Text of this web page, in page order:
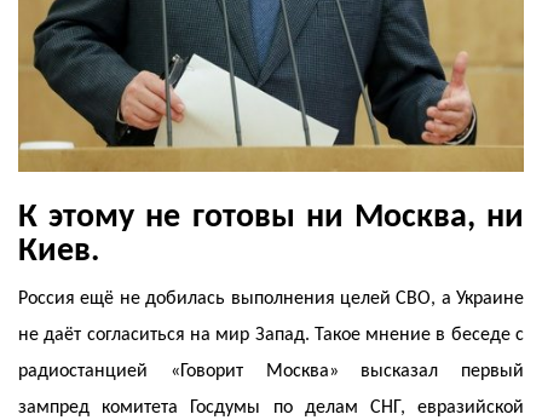
К этому не готовы ни Москва, ни
Киев.
Россия ещё не добилась выполнения целей СВО, а Украине
не даёт согласиться на мир Запад. Такое мнение в беседе с
радиостанцией «Говорит Москва» высказал первый
зампред комитета Госдумы по делам СНГ, евразийской